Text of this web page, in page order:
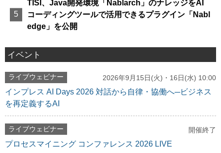
TISI、Java開発環境「Nablarch」のナレッジをAI
コーディングツールで活用できるプラグイン「Nabl
edge」を公開
イベント
ライブウェビナー 2026年9月15日(火)・16日(水) 10:00
インプレス AI Days 2026 対話から自律・協働へ─ビジネス
を再定義するAI
ライブウェビナー 開催終了
プロセスマイニング コンファレンス 2026 LIVE